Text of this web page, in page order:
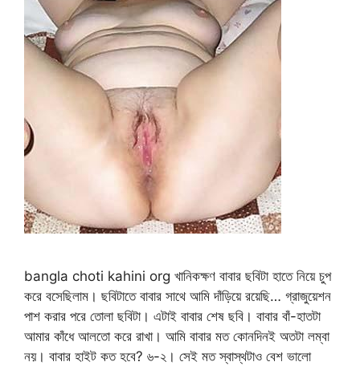
bangla choti kahini org খানিকক্ষণ বাবার ছবিটা হাতে নিয়ে চুপ
করে বসেছিলাম। ছবিটাতে বাবার সাথে আমি দাঁড়িয়ে রয়েছি… গ্রাজুয়েশন
পাশ করার পরে তোলা ছবিটা। এটাই বাবার শেষ ছবি। বাবার বাঁ-হাতটা
আমার কাঁধে আলতো করে রাখা। আমি বাবার মত কোনদিনই অতটা লম্বা
নয়। বাবার হাইট কত হবে? ৬-২। সেই মত স্বাস্থটাও বেশ ভালো